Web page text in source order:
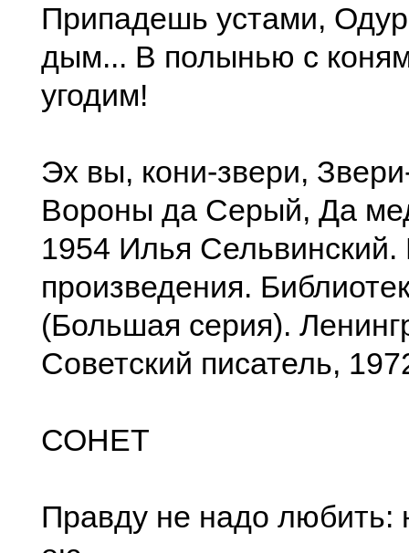
Припадешь устами,
дым... В полынью с
угодим!
Эх вы, кони-звери,
Вороны да Серый, Да
1954 Илья
произведения.
(Большая серия).
Советский писатель,
СОНЕТ
Правду не надо любить: